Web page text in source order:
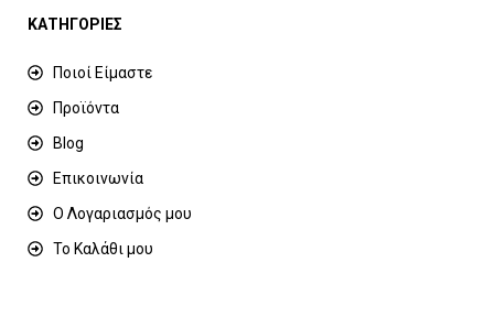
ΚΑΤΗΓΟΡΙΕΣ
Ποιοί Είμαστε
Προϊόντα
Blog
Επικοινωνία
Ο Λογαριασμός μου
Το Καλάθι μου